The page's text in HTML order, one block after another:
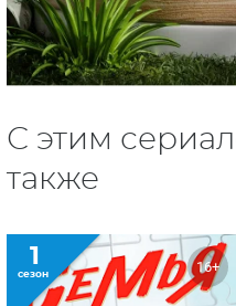
С этим
также
1
сезон 16+